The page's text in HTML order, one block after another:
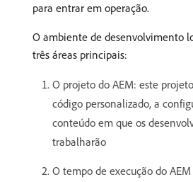
para entrar em operação.
O ambiente de desenvolvimento
três áreas principais:
O projeto do AEM: este
código personalizado, a
conteúdo em que os
trabalharão
O tempo de execução do